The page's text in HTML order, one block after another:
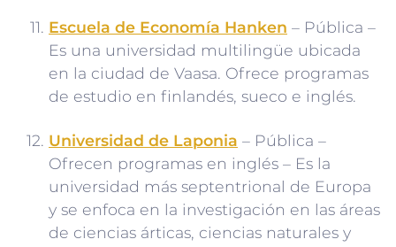
Escuela de Economía Hanken – Pública –
Es una universidad multilingüe ubicada
en la ciudad de Vaasa. Ofrece programas
de estudio en finlandés, sueco e inglés.
Universidad de Laponia – Pública –
Ofrecen programas en inglés – Es la
universidad más septentrional de Europa
y se enfoca en la investigación en las áreas
de ciencias árticas, ciencias naturales y